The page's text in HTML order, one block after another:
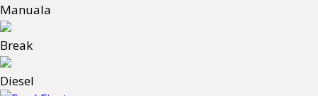
Manuala
Break
Diesel